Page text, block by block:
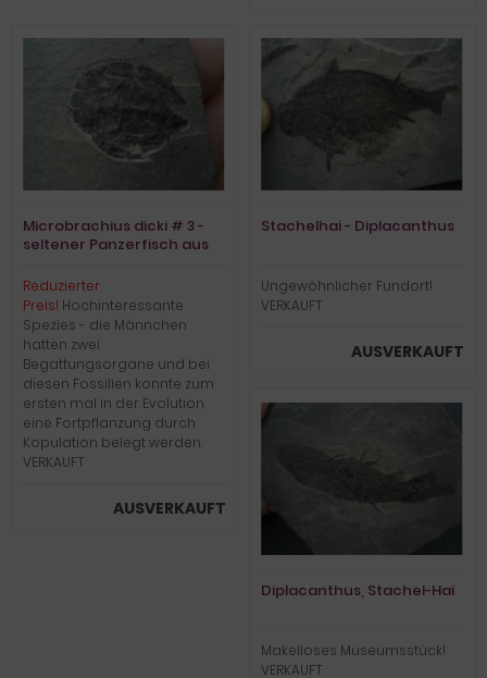
Microbrachius dicki # 3 -
seltener Panzerfisch aus
Reduzierter
Preis! Hochinteressante
Spezies - die Männchen
hatten zwei
Begattungsorgane und bei
diesen Fossilien konnte zum
ersten mal in der Evolution
eine Fortpflanzung durch
Kopulation belegt werden.
VERKAUFT
AUSVERKAUFT
Stachelhai - Diplacanthus
Ungewöhnlicher Fundort!
VERKAUFT
AUSVERKAUFT
Diplacanthus, Stachel-Hai
Makelloses Museumsstück!
VERKAUFT